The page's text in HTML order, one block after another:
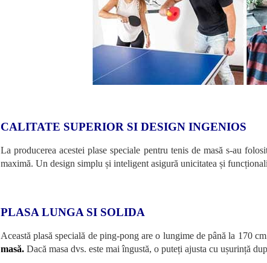
CALITATE SUPERIOR SI DESIGN INGENIOS
La producerea acestei plase speciale pentru tenis de masă s-au
maximă. Un design simplu și inteligent asigură unicitatea și
PLASA LUNGA SI SOLIDA
Această plasă specială de ping-pong are o lungime de până la 170
masă. Dacă masa dvs. este mai îngustă, o puteți ajusta cu ușurință